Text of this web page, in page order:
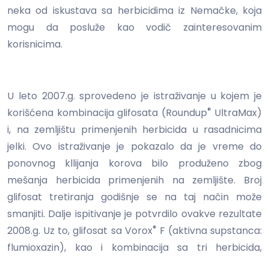
neka od iskustava sa herbicidima iz Nemačke, koja
mogu da posluže kao vodič zainteresovanim
korisnicima.
U leto 2007.g. sprovedeno je istraživanje u kojem je
korišćena kombinacija glifosata (Roundup® UltraMax)
i, na zemljištu primenjenih herbicida u rasadnicima
jelki. Ovo istraživanje je pokazalo da je vreme do
ponovnog kllijanja korova bilo produženo zbog
mešanja herbicida primenjenih na zemljište. Broj
glifosat tretiranja godišnje se na taj način može
smanjiti. Dalje ispitivanje je potvrdilo ovakve rezultate
2008.g. Uz to, glifosat sa Vorox® F (aktivna supstanca:
flumioxazin), kao i kombinacija sa tri herbicida,